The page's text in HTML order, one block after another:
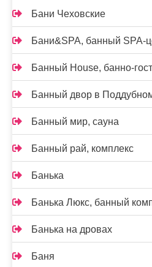
Бани Чеховские
Бани&SPA, банный SPA-
Банный House, банно-
Банный двор в
Банный мир, сауна
Банный рай, комплекс
Банька
Банька Люкс, банный
Банька на дровах
Баня